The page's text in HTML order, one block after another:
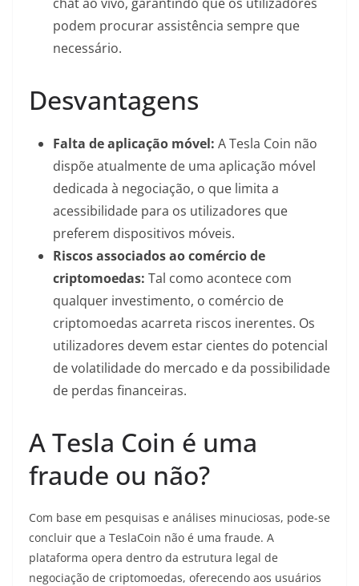
podem procurar assistência sempre que
necessário.
Desvantagens
Falta de aplicação móvel: A Tesla Coin não
dispõe atualmente de uma aplicação móvel
dedicada à negociação, o que limita a
acessibilidade para os utilizadores que
preferem dispositivos móveis.
Riscos associados ao comércio de
criptomoedas: Tal como acontece com
qualquer investimento, o comércio de
criptomoedas acarreta riscos inerentes. Os
utilizadores devem estar cientes do potencial
de volatilidade do mercado e da possibilidade
de perdas financeiras.
A Tesla Coin é uma
fraude ou não?
Com base em pesquisas e análises minuciosas, pode-se
concluir que a TeslaCoin não é uma fraude. A
plataforma opera dentro da estrutura legal de
negociação de criptomoedas, oferecendo aos usuários